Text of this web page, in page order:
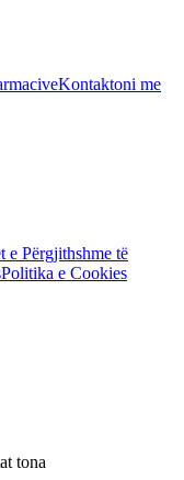
Kontaktoni me
e Përgjithshme të
Politika e Cookies
tona